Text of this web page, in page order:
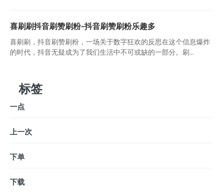
喜刷刷抖音刷赞刷粉-抖音刷赞刷粉乐趣多
喜刷刷，抖音刷赞刷粉，一场关于数字狂欢的反思在这个信息爆炸
的时代，抖音无疑成为了我们生活中不可或缺的一部分。刷...
标签
一点
上一次
下单
下载